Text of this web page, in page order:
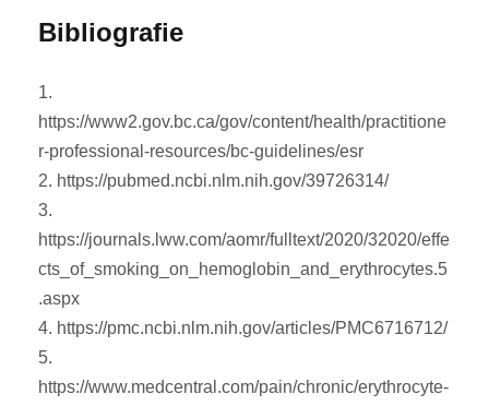
Bibliografie
1.
https://www2.gov.bc.ca/gov/content/health/practitione
r-professional-resources/bc-guidelines/esr
2. https://pubmed.ncbi.nlm.nih.gov/39726314/
3.
https://journals.lww.com/aomr/fulltext/2020/32020/effe
cts_of_smoking_on_hemoglobin_and_erythrocytes.5
.aspx
4. https://pmc.ncbi.nlm.nih.gov/articles/PMC6716712/
5.
https://www.medcentral.com/pain/chronic/erythrocyte-